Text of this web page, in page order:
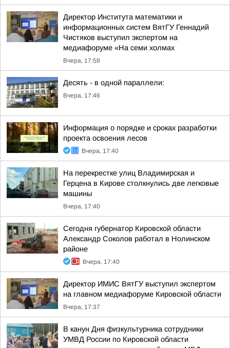
Директор Института математики и
информационных систем ВятГУ Геннадий
Чистяков выступил экспертом на
медиафоруме «На семи холмах
Вчера, 17:58
Десять - в одной параллели:
Вчера, 17:46
Информация о порядке и сроках разработки
проекта освоения лесов
Вчера, 17:40
На перекрестке улиц Владимирская и
Герцена в Кирове столкнулись две легковые
машины
Вчера, 17:40
Сегодня губернатор Кировской области
Александр Соколов работал в Нолинском
районе
Вчера, 17:40
Директор ИМИС ВятГУ выступил экспертом
на главном медиафоруме Кировской области
Вчера, 17:37
В канун Дня физкультурника сотрудники
УМВД России по Кировской области